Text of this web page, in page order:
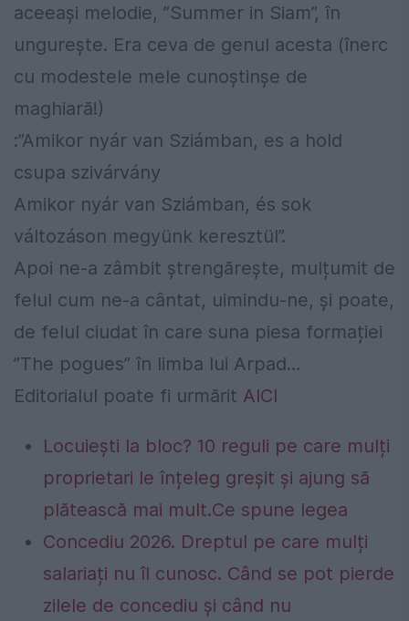
aceeași melodie, ”Summer in Siam”, în
ungurește. Era ceva de genul acesta (înerc
cu modestele mele cunoștinșe de
maghiară!)
:”Amikor nyár van Sziámban, es a hold
csupa szivárvány
Amikor nyár van Sziámban, és sok
változáson megyünk keresztül”.
Apoi ne-a zâmbit ștrengărește, mulțumit de
felul cum ne-a cântat, uimindu-ne, și poate,
de felul ciudat în care suna piesa formației
”The pogues” în limba lui Arpad…
Editorialul poate fi urmărit AICI
Locuiești la bloc? 10 reguli pe care mulți
proprietari le înțeleg greșit și ajung să
plătească mai mult.Ce spune legea
Concediu 2026. Dreptul pe care mulți
salariați nu îl cunosc. Când se pot pierde
zilele de concediu și când nu